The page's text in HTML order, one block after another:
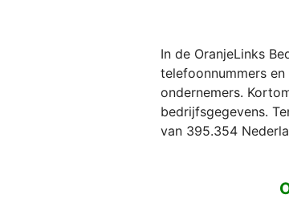
In de OranjeLinks
telefoonnummers
ondernemers.
bedrijfsgegevens.
van 395.354